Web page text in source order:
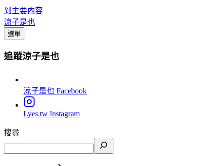
到主要內容
涼子是也
選單
追蹤涼子是也
涼子是也 Facebook
Lyes.tw Instagram
搜尋